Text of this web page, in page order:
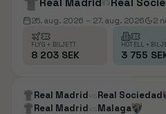
25. aug. 2026 – 27. aug. 2026 2
FLYG + BILJETT
8 203 SEK
HOTELL +
3 755
Real Madrid vs Real Sociedad
Real Madrid vs Malaga